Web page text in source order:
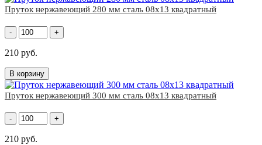
Пруток нержавеющий 280 мм сталь 08х13 квадратный
- +
210 руб.
В корзину
Пруток нержавеющий 300 мм сталь 08х13 квадратный
- +
210 руб.